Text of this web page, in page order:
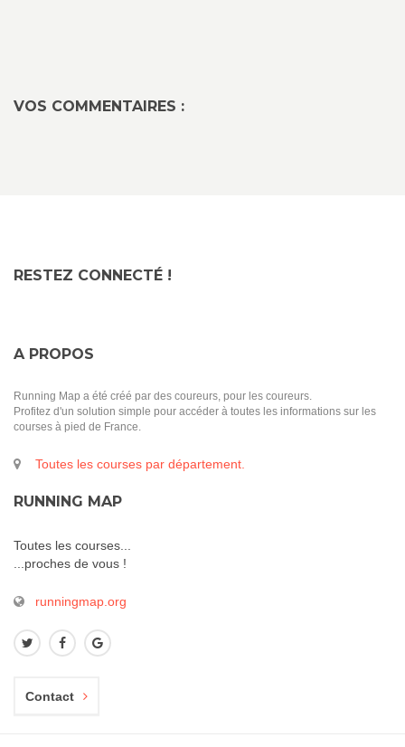
VOS COMMENTAIRES :
RESTEZ CONNECTÉ !
A PROPOS
Running Map a été créé par des coureurs, pour les coureurs.
Profitez d'un solution simple pour accéder à toutes les informations sur les
courses à pied de France.
Toutes les courses par département.
RUNNING MAP
Toutes les courses...
...proches de vous !
runningmap.org
Contact